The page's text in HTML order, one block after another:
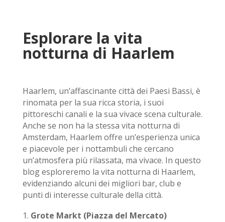
Esplorare la vita
notturna di Haarlem
Haarlem, un’affascinante città dei Paesi Bassi, è
rinomata per la sua ricca storia, i suoi
pittoreschi canali e la sua vivace scena culturale.
Anche se non ha la stessa vita notturna di
Amsterdam, Haarlem offre un’esperienza unica
e piacevole per i nottambuli che cercano
un’atmosfera più rilassata, ma vivace. In questo
blog esploreremo la vita notturna di Haarlem,
evidenziando alcuni dei migliori bar, club e
punti di interesse culturale della città.
Grote Markt (Piazza del Mercato)